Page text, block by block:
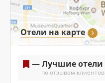
Отели на карте
— Лучшие отели
по отзывам клиентов